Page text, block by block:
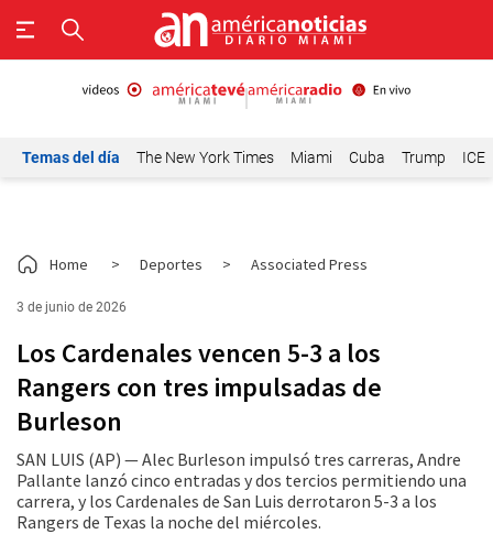
Temas del día The New York Times Miami Cuba Trump ICE
Home > Deportes > Associated Press
3 de junio de 2026
Los Cardenales vencen 5-3 a los
Rangers con tres impulsadas de
Burleson
SAN LUIS (AP) — Alec Burleson impulsó tres carreras, Andre
Pallante lanzó cinco entradas y dos tercios permitiendo una
carrera, y los Cardenales de San Luis derrotaron 5-3 a los
Rangers de Texas la noche del miércoles.